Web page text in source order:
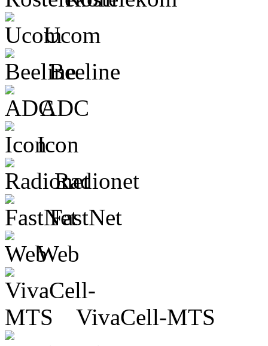
Ucom
Beeline
ADC
Icon
Radionet
FastNet
Web
VivaCell-MTS